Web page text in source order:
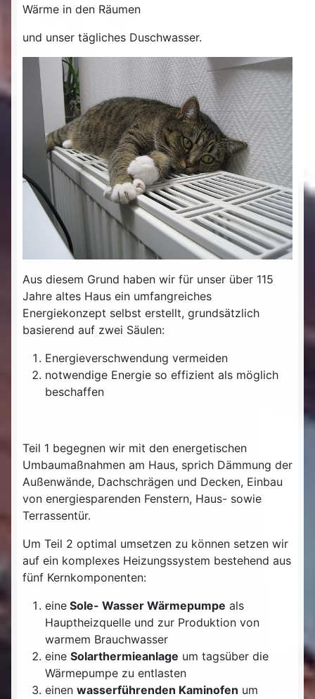
Wärme in den Räumen
und unser tägliches Duschwasser.
Aus diesem Grund haben wir für unser über 115
Jahre altes Haus ein umfangreiches
Energiekonzept selbst erstellt, grundsätzlich
basierend auf zwei Säulen:
Energieverschwendung vermeiden
notwendige Energie so effizient als möglich
beschaffen
Teil 1 begegnen wir mit den energetischen
Umbaumaßnahmen am Haus, sprich Dämmung der
Außenwände, Dachschrägen und Decken, Einbau
von energiesparenden Fenstern, Haus- sowie
Terrassentür.
Um Teil 2 optimal umsetzen zu können setzen wir
auf ein komplexes Heizungssystem bestehend aus
fünf Kernkomponenten:
eine Sole- Wasser Wärmepumpe als
Hauptheizquelle und zur Produktion von
warmem Brauchwasser
eine Solarthermieanlage um tagsüber die
Wärmepumpe zu entlasten
einen wasserführenden Kaminofen um